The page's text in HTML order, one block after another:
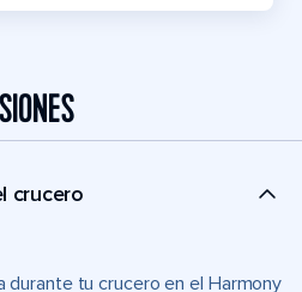
crucero
durante tu crucero en el Harmony